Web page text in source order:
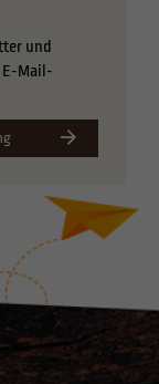
und
E-Mail-